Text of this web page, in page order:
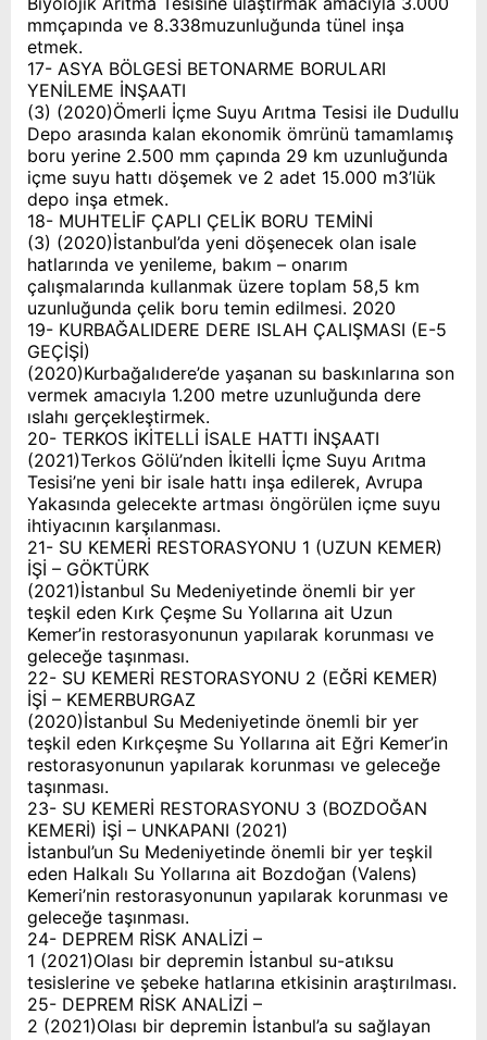
mmçapında ve 8.338muzunluğunda tünel inşa
etmek.
17- ASYA BÖLGESİ BETONARME BORULARI
YENİLEME İNŞAATI
(3) (2020)Ömerli İçme Suyu Arıtma Tesisi ile Dudullu
Depo arasında kalan ekonomik ömrünü tamamlamış
boru yerine 2.500 mm çapında 29 km uzunluğunda
içme suyu hattı döşemek ve 2 adet 15.000 m3’lük
depo inşa etmek.
18- MUHTELİF ÇAPLI ÇELİK BORU TEMİNİ
(3) (2020)İstanbul’da yeni döşenecek olan isale
hatlarında ve yenileme, bakım – onarım
çalışmalarında kullanmak üzere toplam 58,5 km
uzunluğunda çelik boru temin edilmesi. 2020
19- KURBAĞALIDERE DERE ISLAH ÇALIŞMASI (E-5
GEÇİŞİ)
(2020)Kurbağalıdere’de yaşanan su baskınlarına son
vermek amacıyla 1.200 metre uzunluğunda dere
ıslahı gerçekleştirmek.
20- TERKOS İKİTELLİ İSALE HATTI İNŞAATI
(2021)Terkos Gölü’nden İkitelli İçme Suyu Arıtma
Tesisi’ne yeni bir isale hattı inşa edilerek, Avrupa
Yakasında gelecekte artması öngörülen içme suyu
ihtiyacının karşılanması.
21- SU KEMERİ RESTORASYONU 1 (UZUN KEMER)
İŞİ – GÖKTÜRK
(2021)İstanbul Su Medeniyetinde önemli bir yer
teşkil eden Kırk Çeşme Su Yollarına ait Uzun
Kemer’in restorasyonunun yapılarak korunması ve
geleceğe taşınması.
22- SU KEMERİ RESTORASYONU 2 (EĞRİ KEMER)
İŞİ – KEMERBURGAZ
(2020)İstanbul Su Medeniyetinde önemli bir yer
teşkil eden Kırkçeşme Su Yollarına ait Eğri Kemer’in
restorasyonunun yapılarak korunması ve geleceğe
taşınması.
23- SU KEMERİ RESTORASYONU 3 (BOZDOĞAN
KEMERİ) İŞİ – UNKAPANI (2021)
İstanbul’un Su Medeniyetinde önemli bir yer teşkil
eden Halkalı Su Yollarına ait Bozdoğan (Valens)
Kemeri’nin restorasyonunun yapılarak korunması ve
geleceğe taşınması.
24- DEPREM RİSK ANALİZİ –
1 (2021)Olası bir depremin İstanbul su-atıksu
tesislerine ve şebeke hatlarına etkisinin araştırılması.
25- DEPREM RİSK ANALİZİ –
2 (2021)Olası bir depremin İstanbul’a su sağlayan